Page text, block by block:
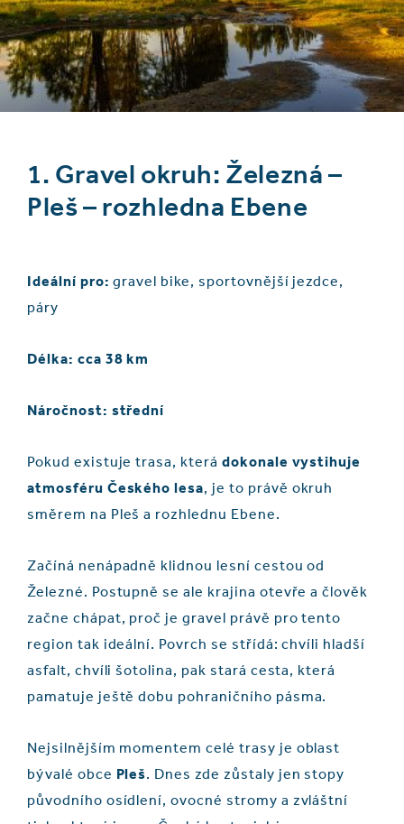
1. Gravel okruh: Železná –
Pleš – rozhledna Ebene
Ideální pro:gravel bike, sportovnější jezdce,
páry
Délka: cca 38 km
Náročnost: střední
Pokud existuje trasa, která dokonale vystihuje
atmosféru Českého lesa, je to právě okruh
směrem na Pleš a rozhlednu Ebene.
Začíná nenápadně klidnou lesní cestou od
Železné. Postupně se ale krajina otevře a člověk
začne chápat, proč je gravel právě pro tento
region tak ideální. Povrch se střídá: chvíli hladší
asfalt, chvíli šotolina, pak stará cesta, která
pamatuje ještě dobu pohraničního pásma.
Nejsilnějším momentem celé trasy je oblast
bývalé obce Pleš. Dnes zde zůstaly jen stopy
původního osídlení, ovocné stromy a zvláštní